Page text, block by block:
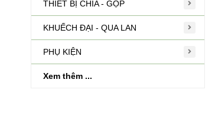
THIẾT BỊ CHIA - GỘP
KHUẾCH ĐẠI - QUA LAN
PHỤ KIỆN
Xem thêm ...